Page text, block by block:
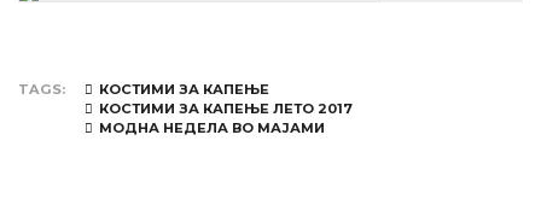
TAGS
КОСТИМИ ЗА КАПЕЊЕ
КОСТИМИ ЗА КАПЕЊЕ ЛЕТО 2017
МОДНА НЕДЕЛА ВО МАЈАМИ